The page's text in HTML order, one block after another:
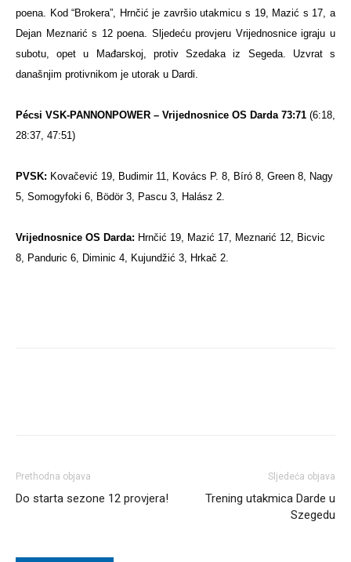
poena. Kod “Brokera”, Hrnčić je završio utakmicu s 19, Mazić s 17, a
Dejan Meznarić s 12 poena. Sljedeću provjeru Vrijednosnice igraju u
subotu, opet u Mađarskoj, protiv Szedaka iz Segeda. Uzvrat s
današnjim protivnikom je utorak u Dardi.
Pécsi VSK-PANNONPOWER – Vrijednosnice OS Darda 73:71 (6:18,
28:37, 47:51)
PVSK: Kovačević 19, Budimir 11, Kovács P. 8, Bíró 8, Green 8, Nagy
5, Somogyfoki 6, Bödör 3, Pascu 3, Halász 2.
Vrijednosnice OS Darda: Hrnčić 19, Mazić 17, Meznarić 12, Bicvic
8, Panduric 6, Diminic 4, Kujundžić 3, Hrkač 2.
Prethodna objava
Do starta sezone 12 provjera!
Sljedeća objava
Trening utakmica Darde u
Szegedu